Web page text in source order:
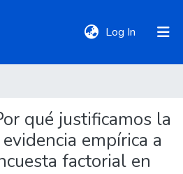
Log In (current)
qué justificamos la
empírica a
factorial en